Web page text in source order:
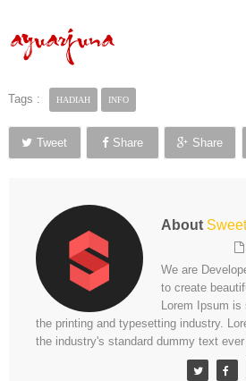
Tags : HADIAH INFO
Tweet Share Share
About
We are
to create
Lorem Ipsum
the printing and typesetting industry.
the industry's standard dummy text